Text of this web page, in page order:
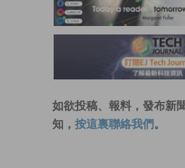
如欲投稿、報料，發布新
知， 按這裏聯絡我們 。